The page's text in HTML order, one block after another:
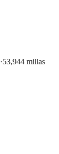
53,944 millas